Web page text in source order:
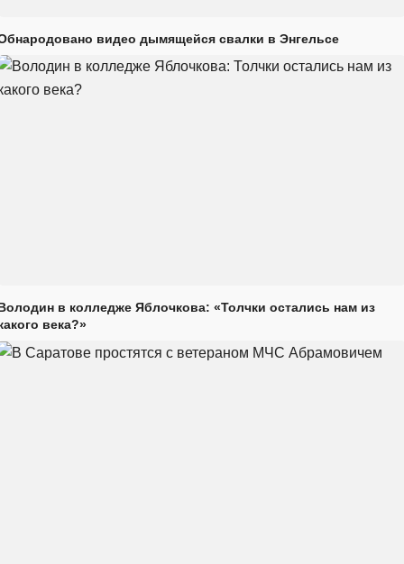
видео дымящейся свалки в Энгельсе
в колледже Яблочкова: «Толчки остались нам из
века?»